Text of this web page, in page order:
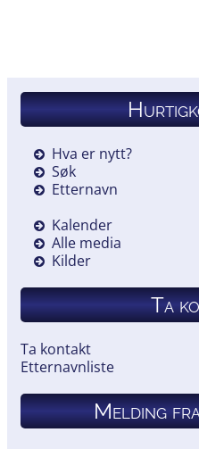
Hva er nytt?
Søk
Etternavn
Kalender
Alle media
Kilder
Ta
Ta kontakt
Etternavnliste
Melding